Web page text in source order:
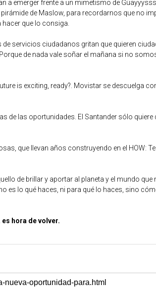
a emerger frente a un mimetismo de
de Maslow, para recordarnos que no
que lo consiga.
servicios ciudadanos gritan que quieren
de nada vale soñar el mañana si no
is exciting, ready?. Movistar se descuelga
de las oportunidades. El Santander sólo quiere
que llevan años construyendo en el HOW:
de brillar y aportar al planeta y el mundo que
es lo qué haces, ni para qué lo haces, sino
hora de volver.